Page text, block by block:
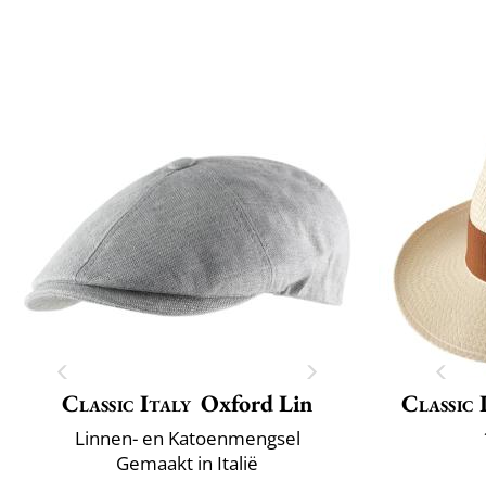
Classic Italy Oxford Lin
Linnen- en Katoenmengsel
Gemaakt in Italië